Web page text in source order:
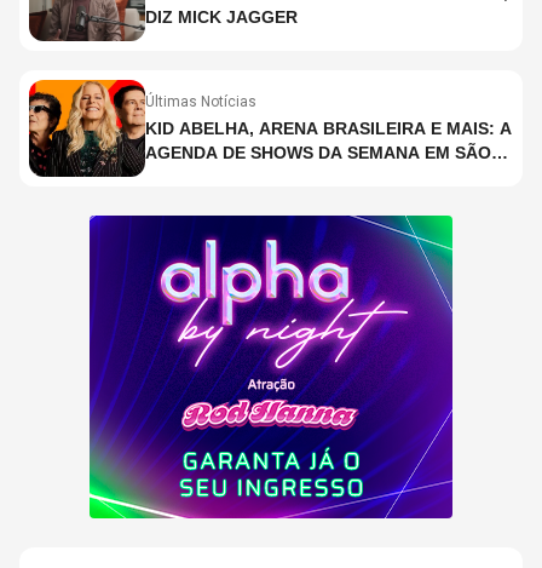
DIZ MICK JAGGER
Últimas Notícias
KID ABELHA, ARENA BRASILEIRA E MAIS: A
AGENDA DE SHOWS DA SEMANA EM SÃO